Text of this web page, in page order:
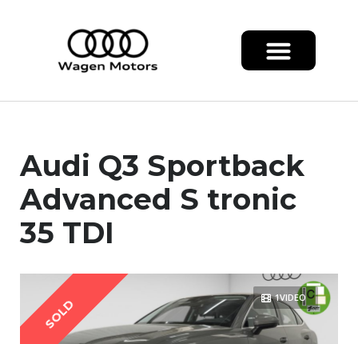
Audi Q3 Sportback
Advanced S tronic
35 TDI
1VIDEO
SOLD